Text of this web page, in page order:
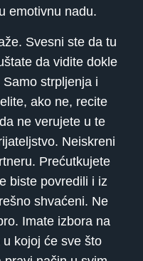
emotivnu nadu.
Svesni ste da tu
da vidite dokle
strpljenja i
ako ne, recite
ne verujete u te
Neiskreni
Prećutkujete
biste povredili i iz
shvaćeni. Ne
Imate izbora na
kojoj će sve što